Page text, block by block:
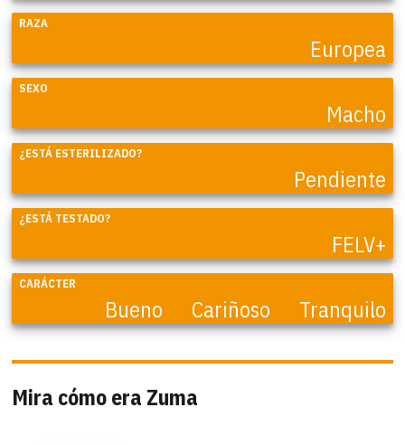
RAZA
Europea
SEXO
Macho
¿ESTÁ ESTERILIZADO?
Pendiente
¿ESTÁ TESTADO?
FELV+
CARÁCTER
Bueno Cariñoso Tranquilo
Mira cómo era Zuma